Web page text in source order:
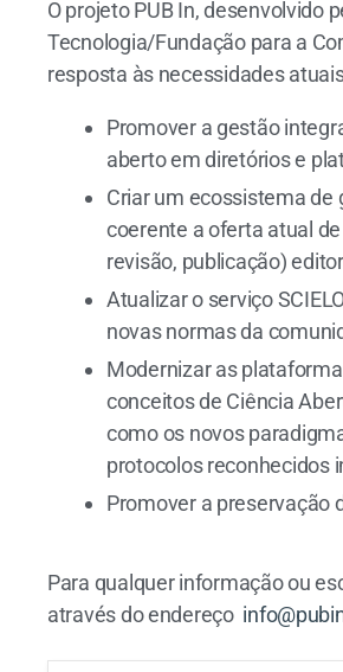
O projeto PUB In, desenvolvido
Tecnologia/Fundação para a
resposta às necessidades
Promover a gestão
aberto em diretórios e
Criar um ecossistema de
coerente a oferta atual
revisão, publicação)
Atualizar o serviço
novas normas da
Modernizar as
conceitos de Ciência
como os novos
protocolos reconhecidos
Promover a preservação
Para qualquer informação ou
através do endereço